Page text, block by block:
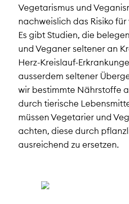
Vegetarismus und
nachweislich das Risiko
Es gibt Studien, die
und Veganer seltener an
Herz-Kreislauf-
ausserdem seltener
wir bestimmte Nährstoffe
durch tierische
müssen Vegetarier und
achten, diese durch
ausreichend zu ersetzen.